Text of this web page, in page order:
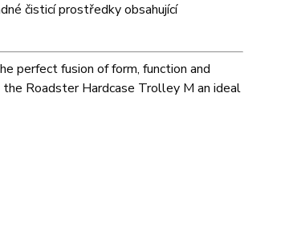
čisticí prostředky obsahující
perfect fusion of form, function and
Roadster Hardcase Trolley M an ideal